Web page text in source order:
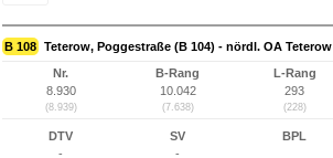
B 108 Teterow, Poggestraße (B 104) - nördl. OA Teterow
Nr.
8.930
(8.939)
B-Rang
10.042
(7.638)
L-Rang
293
(228)
DTV
-
SV
-
BPL